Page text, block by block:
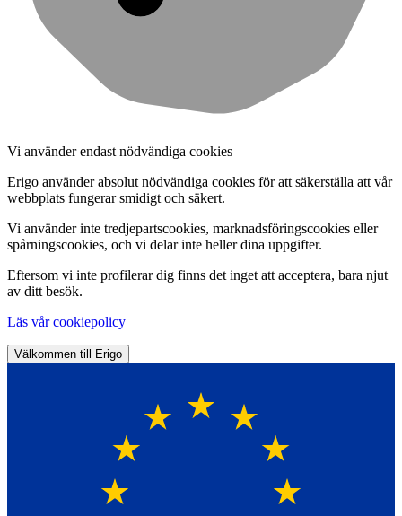
Vi använder endast nödvändiga cookies
Erigo använder absolut nödvändiga cookies för att säkerställa att vår
webbplats fungerar smidigt och säkert.
Vi använder inte tredjepartscookies, marknadsföringscookies eller
spårningscookies, och vi delar inte heller dina uppgifter.
Eftersom vi inte profilerar dig finns det inget att acceptera, bara njut
av ditt besök.
Läs vår cookiepolicy
Välkommen till Erigo